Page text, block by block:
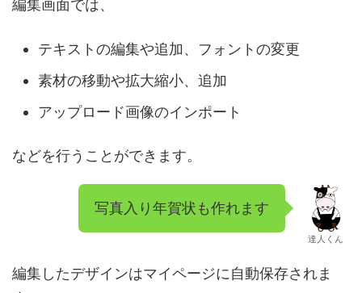
編集画面では、
テキストの編集や追加、フォントの変更
素材の移動や拡大縮小、追加
アップロード画像のインポート
などを行うことができます。
写真入り年賀状も作れます
達人くん
編集したデザインはマイページに自動保存されま